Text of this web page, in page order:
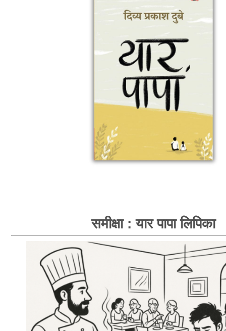
समीक्षा : यार पापा लिपिका